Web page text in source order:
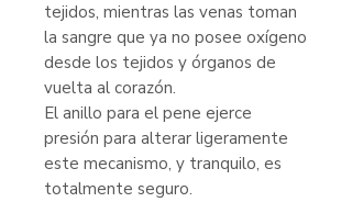
tejidos, mientras las venas toman
la sangre que ya no posee oxígeno
desde los tejidos y órganos de
vuelta al corazón.
El anillo para el pene ejerce
presión para alterar ligeramente
este mecanismo, y tranquilo, es
totalmente seguro.